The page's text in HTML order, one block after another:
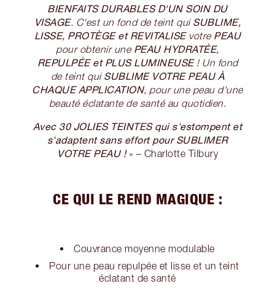
BIENFAITS DURABLES D'UN SOIN DU
VISAGE. C'est un fond de teint qui SUBLIME,
LISSE, PROTÈGE et REVITALISEvotre PEAU
pour obtenir une PEAU HYDRATÉE,
REPULPÉE et PLUS LUMINEUSE! Un fond
de teint qui SUBLIME VOTRE PEAU À
CHAQUE APPLICATION, pour une peau d'une
beauté éclatante de santé au quotidien.
Avec 30 JOLIES TEINTES qui s'estompent et
s'adaptent sans effort pour SUBLIMER
VOTRE PEAU !» – Charlotte Tilbury
CE QUI LE REND MAGIQUE :
Couvrance moyenne modulable
Pour une peau repulpée et lisse et un teint
éclatant de santé